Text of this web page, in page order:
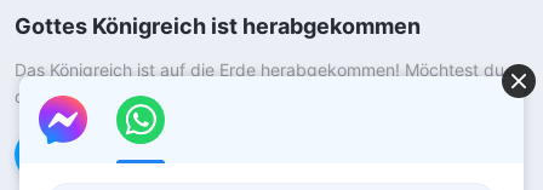
Gottes Königreich ist herabgekommen
Das Königreich ist auf die Erde herabgekommen! Möchtest du
das Königreich Gottes betreten?
Kontaktiere uns über WhatsApp